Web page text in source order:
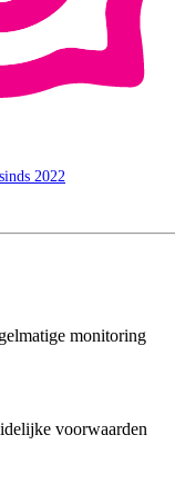
2022
monitoring
voorwaarden